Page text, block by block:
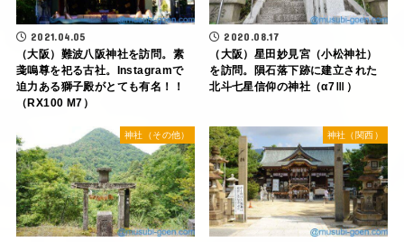
2021.04.05
（大阪）難波八阪神社を訪問。素
戔嗚尊を祀る古社。Instagramで
迫力ある獅子殿がとても有名！！
（RX100 M7）
2020.08.17
（大阪）星田妙見宮（小松神社）
を訪問。隕石落下跡に建立された
北斗七星信仰の神社（α7Ⅲ）
神社（その他） 神社（関西）